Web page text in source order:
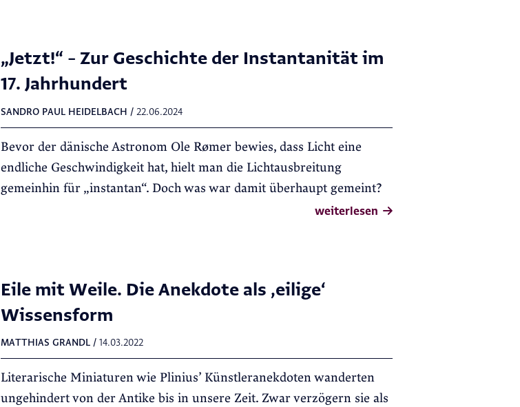
„Jetzt!“ – Zur Geschichte der Instantanität im
17. Jahrhundert
SANDRO PAUL HEIDELBACH / 22.06.2024
Bevor der dänische Astronom Ole Rømer bewies, dass Licht eine
endliche Geschwindigkeit hat, hielt man die Lichtausbreitung
gemeinhin für „instantan“. Doch was war damit überhaupt gemeint?
weiterlesen
Eile mit Weile. Die Anekdote als ‚eilige‘
Wissensform
MATTHIAS GRANDL/ 14.03.2022
Literarische Miniaturen wie Plinius’ Künstleranekdoten wanderten
ungehindert von der Antike bis in unsere Zeit. Zwar verzögern sie als